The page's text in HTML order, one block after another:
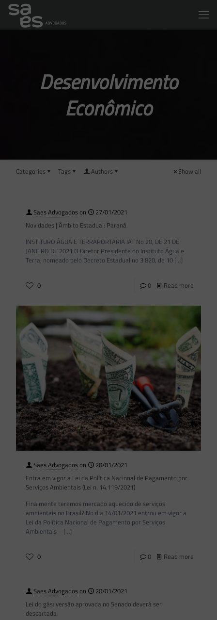
Desenvolvimento
Econômico
Categories Tags Authors Show all
Saes Advogadoson
27/01/2021
Novidades | Âmbito Estadual: Paraná
INSTITURO ÁGUA E TERRAPORTARIA IAT No 20, DE 21 DE
JANEIRO DE 2021 O Diretor Presidente do Instituto Água e
Terra, nomeado pelo Decreto Estadual no 3.820, de 10 […]
0 0 Read more
Saes Advogadoson
20/01/2021
Entra em vigor a Lei da Política Nacional de Pagamento por
Serviços Ambientais (Lei n. 14.119/2021)
Finalmente teremos mercado aquecido de serviços
ambientais no Brasil? No dia 14/01/2021 entrou em vigor a
Lei da Política Nacional de Pagamento por Serviços
Ambientais – […]
0 0 Read more
Saes Advogadoson
20/01/2021
Lei do gás: versão aprovada no Senado deverá ser
descartada